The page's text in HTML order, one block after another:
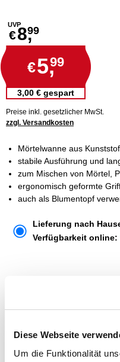
Diese Webseite
Um die Funktionalität
UVP
€8,99
€5,99
3,00 € gespart
Preise inkl. gesetzlicher MwSt.
zzgl. Versandkosten
Mörtelwanne aus
stabile Ausführung und
zum Mischen von Mörtel,
ergonomisch geformte
auch als Blumentopf
Lieferung nach
Verfügbarkeit online:
Um Abholung im
Verfügbarkeit:
Menge